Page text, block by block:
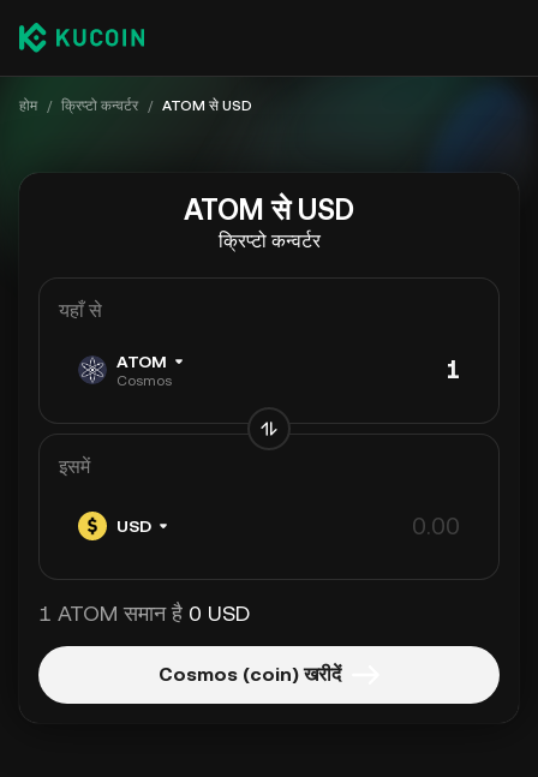
होम / क्रिप्टो कन्वर्टर / ATOM से USD
ATOM से USD
क्रिप्टो कन्वर्टर
यहाँ से
ATOM
Cosmos
इसमें
USD
1 ATOM समान है 0 USD
Cosmos (coin) खरीदें